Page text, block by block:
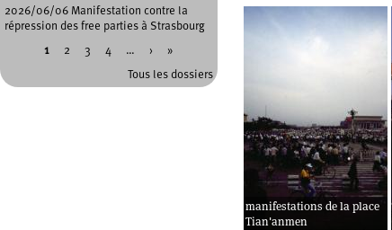
manifestations de la place
Tian'anmen
2026/06/06 Manifestation contre la
répression des free parties à Strasbourg
1 2 3 4 … › »
Tous les dossiers